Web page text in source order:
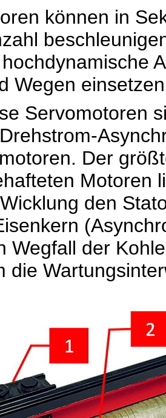
können in
Wegen
Servomotoren
Der
Motoren
den
Wegfall der
die